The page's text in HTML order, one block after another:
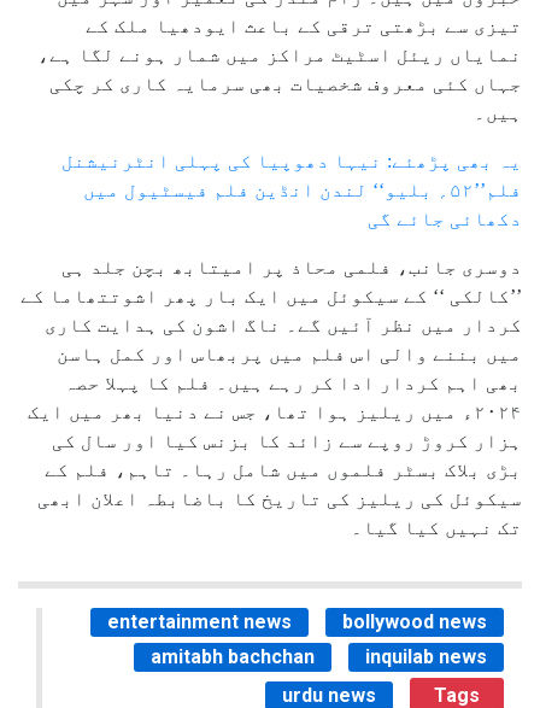
تیزی سے بڑھتی ترقی کے باعث ایودھیا ملک کے
نمایاں ریئل اسٹیٹ مراکز میں شمار ہونے لگا ہے،
جہاں کئی معروف شخصیات بھی سرمایہ کاری کر چکی
ہیں۔
یہ بھی پڑھئے: نیہا دھوپیا کی پہلی انٹرنیشنل
فلم’’۵۲؍ بلیو‘‘ لندن انڈین فلم فیسٹیول میں
دکھائی جائے گی
دوسری جانب، فلمی محاذ پر امیتابھ بچن جلد ہی
’’کالکی ‘‘ کے سیکوئل میں ایک بار پھر اشوتتھاما کے
کردار میں نظر آئیں گے۔ ناگ اشون کی ہدایت کاری
میں بننے والی اس فلم میں پربھاس اور کمل ہاسن
بھی اہم کردار ادا کر رہے ہیں۔ فلم کا پہلا حصہ
۲۰۲۴ء میں ریلیز ہوا تھا، جس نے دنیا بھر میں ایک
ہزار کروڑ روپے سے زائد کا بزنس کیا اور سال کی
بڑی بلاک بسٹر فلموں میں شامل رہا۔ تاہم، فلم کے
سیکوئل کی ریلیز کی تاریخ کا باضابطہ اعلان ابھی
تک نہیں کیا گیا۔
entertainment news
bollywood news
amitabh bachchan
inquilab news
urdu news
Tags